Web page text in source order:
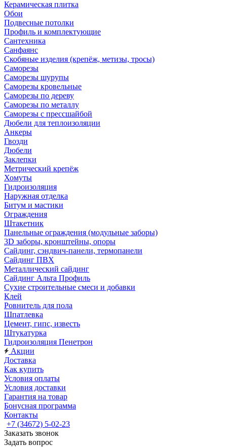
Керамическая плитка
Обои
Подвесные потолки
Профиль и комплектующие
Сантехника
Санфаянс
Скобяные изделия (крепёж, метизы, тросы)
Саморезы
Саморезы шурупы
Саморезы кровельные
Саморезы по дереву
Саморезы по металлу
Саморезы с прессшайбой
Дюбели для теплоизоляции
Анкеры
Гвозди
Дюбели
Заклепки
Метрический крепёж
Хомуты
Гидроизоляция
Наружная отделка
Битум и мастики
Ограждения
Штакетник
Панельные ограждения (модульные заборы)
3D заборы, кронштейны, опоры
Cайдинг, сэндвич-панели, термопанели
Сайдинг ПВХ
Металлический сайдинг
Сайдинг Альта Профиль
Сухие строительные смеси и добавки
Клей
Ровнитель для пола
Шпатлевка
Цемент, гипс, известь
Штукатурка
Гидроизоляция Пенетрон
Акции
Доставка
Как купить
Условия оплаты
Условия доставки
Гарантия на товар
Бонусная программа
Контакты
+7 (34672) 5-02-23
Заказать звонок
Задать вопрос